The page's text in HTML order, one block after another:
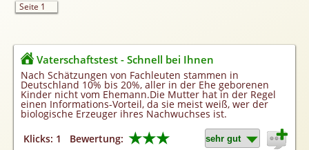
Partner
Homepageerstellung
Webkatalog
Linkaufbau
Sonderangebot
Seite 1
Vaterschaftstest - Schnell bei Ihnen
Nach Schätzungen von Fachleuten stammen in
Deutschland 10% bis 20%, aller in der Ehe geborenen
Kinder nicht vom Ehemann.Die Mutter hat in der Regel
einen Informations-Vorteil, da sie meist weiß, wer der
biologische Erzeuger ihres Nachwuchses ist.
Klicks: 1
Bewertung: ★★★